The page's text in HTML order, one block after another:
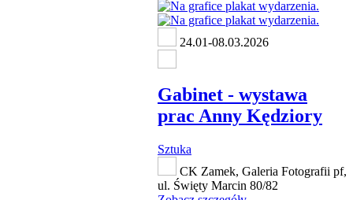
24.01-08.03.2026
Gabinet - wystawa
prac Anny Kędziory
Sztuka
CK Zamek, Galeria Fotografii pf,
ul. Święty Marcin 80/82